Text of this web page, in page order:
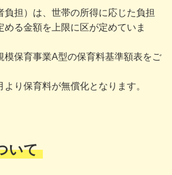
負担）は、世帯の所得に応じた負担
める金額を上限に区が定めていま
模保育事業A型の保育料基準額表をご
り保育料が無償化となります。
いて